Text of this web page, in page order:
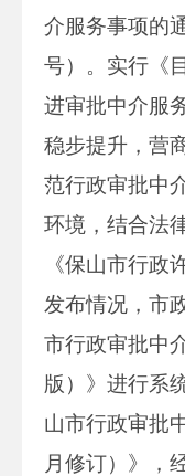
介服务事项的
号）。实行《
进审批中介服
稳步提升，营
范行政审批中
环境，结合法
《保山市行政
发布情况，市
市行政审批中
版）》进行系
山市行政审批
月修订）》，